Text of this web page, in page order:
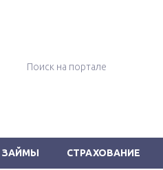
ЗАЙМЫ СТРАХОВАНИЕ